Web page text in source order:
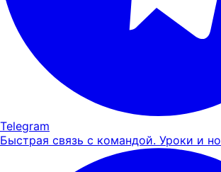
Telegram
Быстрая связь с командой. Уроки и